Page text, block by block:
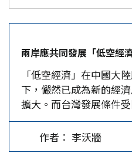
兩岸應共同發展「低空經
「低空經濟」在中國大
下，儼然已成為新的經
擴大。而台灣發展條件
力的政策扶持。兩岸若
助於彼此的互惠成長。
公尺以下的載人和無人
作者： 李沃牆